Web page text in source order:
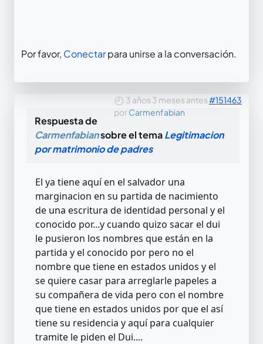
Por favor, Conectarpara unirse a la conversación.
3 años 3 meses antes#151463
porCarmenfabian
Respuesta de
Carmenfabiansobre el temaLegitimacion
por matrimonio de padres
El ya tiene aquí en el salvador una
marginacion en su partida de nacimiento
de una escritura de identidad personal y el
conocido por...y cuando quizo sacar el dui
le pusieron los nombres que están en la
partida y el conocido por pero no el
nombre que tiene en estados unidos y el
se quiere casar para arreglarle papeles a
su compañera de vida pero con el nombre
que tiene en estados unidos por que el así
tiene su residencia y aquí para cualquier
tramite le piden el Dui....